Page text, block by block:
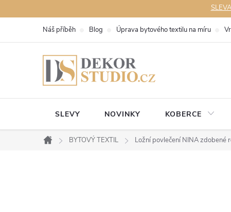
na
Náš příběh Blog Úprava bytového textilu na míru
SLEVY NOVINKY KOBERCE
Domů
BYTOVÝ TEXTIL Ložní povlečení NINA zdobené